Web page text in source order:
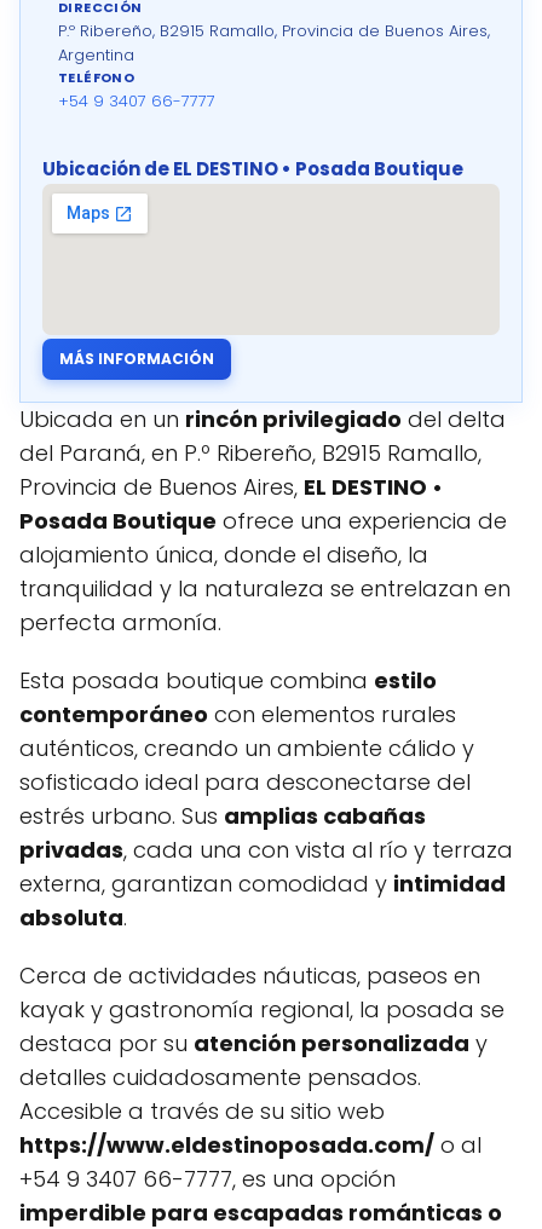
DIRECCIÓN
P.º Ribereño, B2915 Ramallo, Provincia de Buenos Aires,
Argentina
TELÉFONO
+54 9 3407 66-7777
Ubicación de EL DESTINO • Posada Boutique
MÁS INFORMACIÓN
Ubicada en un rincón privilegiado del delta
del Paraná, en P.º Ribereño, B2915 Ramallo,
Provincia de Buenos Aires, EL DESTINO •
Posada Boutique ofrece una experiencia de
alojamiento única, donde el diseño, la
tranquilidad y la naturaleza se entrelazan en
perfecta armonía.
Esta posada boutique combina estilo
contemporáneo con elementos rurales
auténticos, creando un ambiente cálido y
sofisticado ideal para desconectarse del
estrés urbano. Sus amplias cabañas
privadas, cada una con vista al río y terraza
externa, garantizan comodidad y intimidad
absoluta.
Cerca de actividades náuticas, paseos en
kayak y gastronomía regional, la posada se
destaca por su atención personalizada y
detalles cuidadosamente pensados.
Accesible a través de su sitio web
https://www.eldestinoposada.com/ o al
+54 9 3407 66-7777, es una opción
imperdible para escapadas románticas o